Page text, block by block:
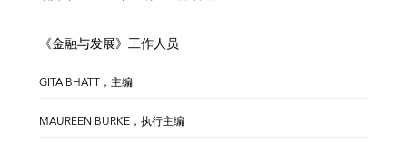
《金融与发展》工作人员
GITA BHATT，主编
MAUREEN BURKE，执行主编